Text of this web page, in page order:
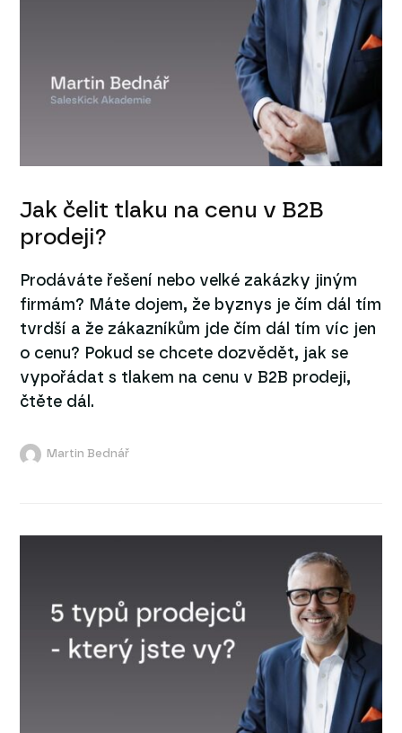
Jak čelit tlaku na cenu v B2B
prodeji?
Prodáváte řešení nebo velké zakázky jiným
firmám? Máte dojem, že byznys je čím dál tím
tvrdší a že zákazníkům jde čím dál tím víc jen
o cenu? Pokud se chcete dozvědět, jak se
vypořádat s tlakem na cenu v B2B prodeji,
čtěte dál.
Martin Bednář